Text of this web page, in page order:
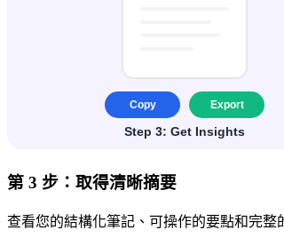
第 3 步：取得清晰摘要
查看您的結構化筆記、可操作的要點和完整